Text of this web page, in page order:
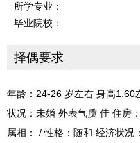
所学专业：
毕业院校：
择偶要求
年龄：24-26 岁左右 身高1.60
状况：未婚 外表气质 佳 住房
属相： / 性格：随和 经济状况